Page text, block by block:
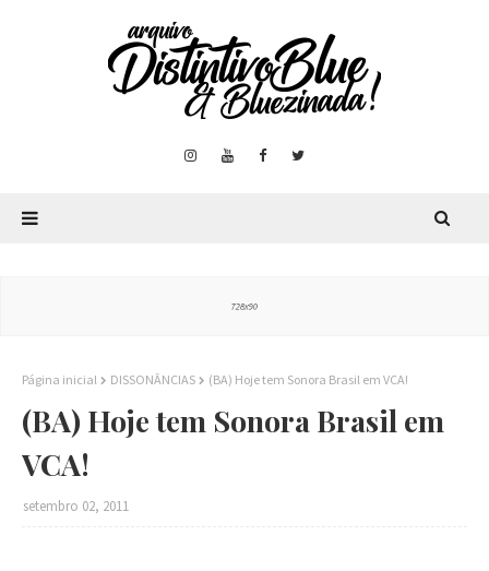
Página inicial DISSONÂNCIAS (BA) Hoje tem Sonora Brasil em VCA!
(BA) Hoje tem Sonora Brasil em
VCA!
setembro 02, 2011